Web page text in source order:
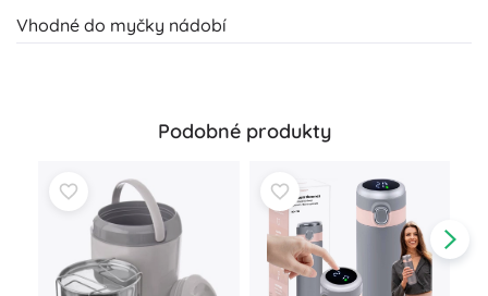
Vhodné do myčky nádobí
Podobné produkty